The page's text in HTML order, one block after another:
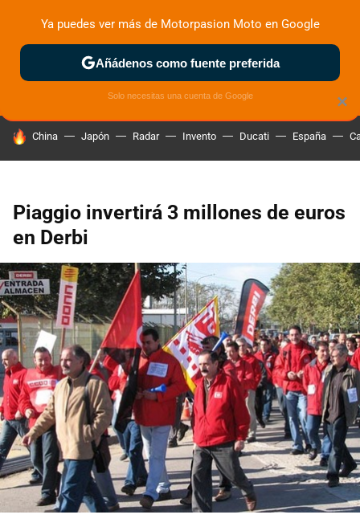
ZONA DE PRUEBAS DEPORTIVAS MOTOS ELÉCTRICAS
HOY SE HABLA DE
China Japón Radar Invento Ducati España
Piaggio invertirá 3 millones de euros
en Derbi
×
Ya puedes ver más de Motorpasion Moto en Google
Añádenos como fuente preferida
Solo necesitas una cuenta de Google